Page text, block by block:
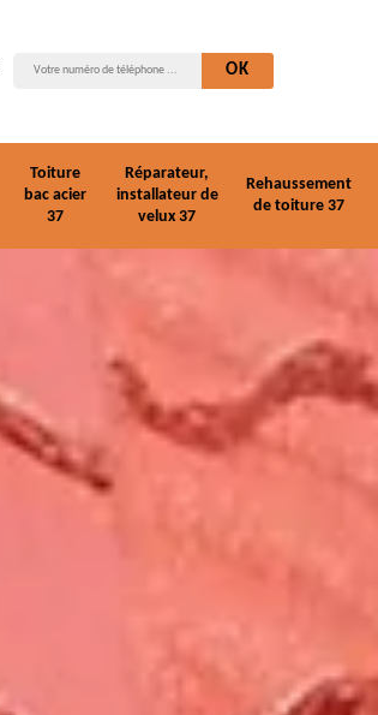
Toiture
bac acier
37
Réparateur,
installateur de
velux 37
Rehaussement
de toiture 37